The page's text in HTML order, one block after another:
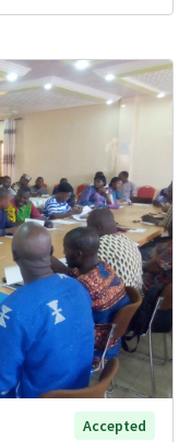
Accepted